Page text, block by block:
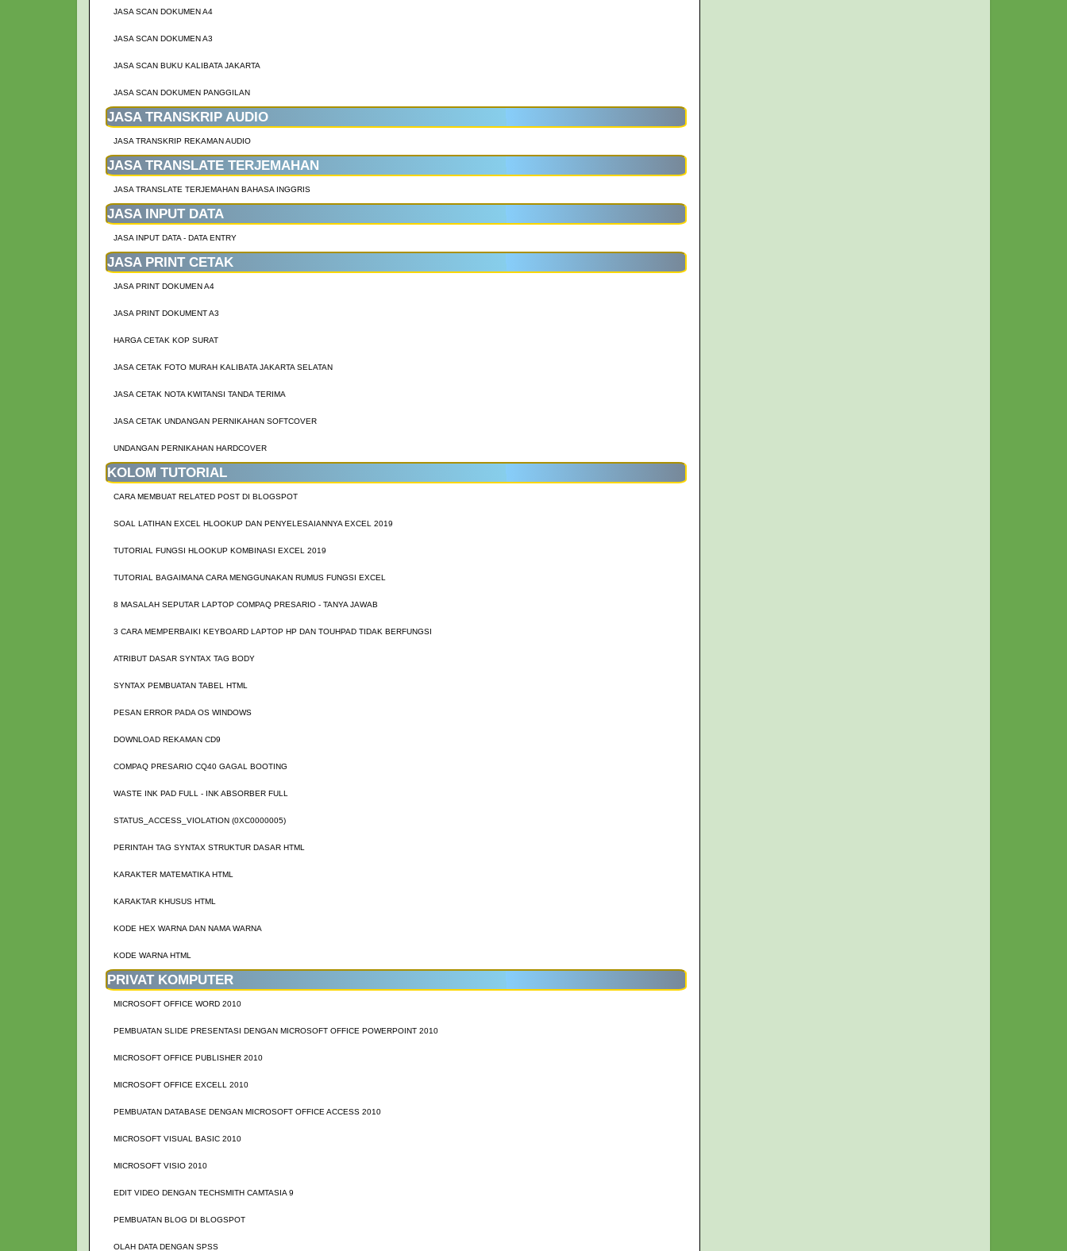
JASA SCAN DOKUMEN A4
JASA SCAN DOKUMEN A3
JASA SCAN BUKU KALIBATA JAKARTA
JASA SCAN DOKUMEN PANGGILAN
JASA TRANSKRIP AUDIO
JASA TRANSKRIP REKAMAN AUDIO
JASA TRANSLATE TERJEMAHAN
JASA TRANSLATE TERJEMAHAN BAHASA INGGRIS
JASA INPUT DATA
JASA INPUT DATA - DATA ENTRY
JASA PRINT CETAK
JASA PRINT DOKUMEN A4
JASA PRINT DOKUMENT A3
HARGA CETAK KOP SURAT
JASA CETAK FOTO MURAH KALIBATA JAKARTA SELATAN
JASA CETAK NOTA KWITANSI TANDA TERIMA
JASA CETAK UNDANGAN PERNIKAHAN SOFTCOVER
UNDANGAN PERNIKAHAN HARDCOVER
KOLOM TUTORIAL
CARA MEMBUAT RELATED POST DI BLOGSPOT
SOAL LATIHAN EXCEL HLOOKUP DAN PENYELESAIANNYA EXCEL 2019
TUTORIAL FUNGSI HLOOKUP KOMBINASI EXCEL 2019
TUTORIAL BAGAIMANA CARA MENGGUNAKAN RUMUS FUNGSI EXCEL
8 MASALAH SEPUTAR LAPTOP COMPAQ PRESARIO - TANYA JAWAB
3 CARA MEMPERBAIKI KEYBOARD LAPTOP HP DAN TOUHPAD TIDAK BERFUNGSI
ATRIBUT DASAR SYNTAX TAG BODY
SYNTAX PEMBUATAN TABEL HTML
PESAN ERROR PADA OS WINDOWS
DOWNLOAD REKAMAN CD9
COMPAQ PRESARIO CQ40 GAGAL BOOTING
WASTE INK PAD FULL - INK ABSORBER FULL
STATUS_ACCESS_VIOLATION (0XC0000005)
PERINTAH TAG SYNTAX STRUKTUR DASAR HTML
KARAKTER MATEMATIKA HTML
KARAKTAR KHUSUS HTML
KODE HEX WARNA DAN NAMA WARNA
KODE WARNA HTML
PRIVAT KOMPUTER
MICROSOFT OFFICE WORD 2010
PEMBUATAN SLIDE PRESENTASI DENGAN MICROSOFT OFFICE POWERPOINT 2010
MICROSOFT OFFICE PUBLISHER 2010
MICROSOFT OFFICE EXCELL 2010
PEMBUATAN DATABASE DENGAN MICROSOFT OFFICE ACCESS 2010
MICROSOFT VISUAL BASIC 2010
MICROSOFT VISIO 2010
EDIT VIDEO DENGAN TECHSMITH CAMTASIA 9
PEMBUATAN BLOG DI BLOGSPOT
OLAH DATA DENGAN SPSS